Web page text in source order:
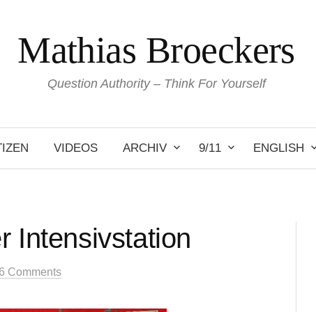
Mathias Broeckers
Question Authority – Think For Yourself
VIDEOS ARCHIV 9/11 ENGLISH
Intensivstation
Comments